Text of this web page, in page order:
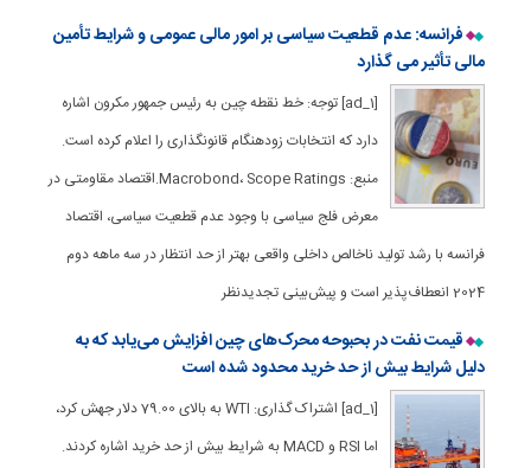
فرانسه: عدم قطعیت سیاسی بر امور مالی عمومی و شرایط تأمین
مالی تأثیر می گذارد
[ad_1] توجه: خط نقطه چین به رئیس جمهور مکرون اشاره
دارد که انتخابات زودهنگام قانونگذاری را اعلام کرده است.
منبع: Macrobond، Scope Ratings.اقتصاد مقاومتی در
معرض فلج سیاسی با وجود عدم قطعیت سیاسی، اقتصاد
فرانسه با رشد تولید ناخالص داخلی واقعی بهتر از حد انتظار در سه ماهه دوم
2024 انعطاف‌پذیر است و پیش‌بینی تجدیدنظر
قیمت نفت در بحبوحه محرک‌های چین افزایش می‌یابد که به
دلیل شرایط بیش از حد خرید محدود شده است
[ad_1] اشتراک گذاری: WTI به بالای 79.00 دلار جهش کرد،
اما RSI و MACD به شرایط بیش از حد خرید اشاره کردند.